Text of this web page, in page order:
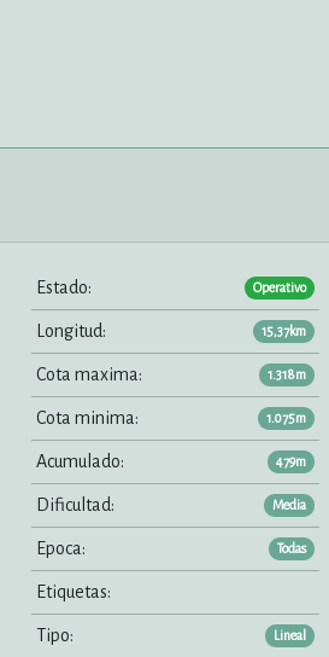
Estado: Operativo
Longitud: 15,37km
Cota maxima: 1.318m
Cota minima: 1.075m
Acumulado: 479m
Dificultad: Media
Epoca: Todas
Etiquetas:
Tipo: Lineal